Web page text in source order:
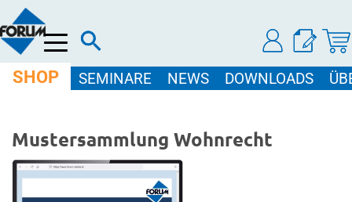
Menü
SHOP SEMINARE NEWS DOWNLOADS
Mustersammlung Wohnrecht